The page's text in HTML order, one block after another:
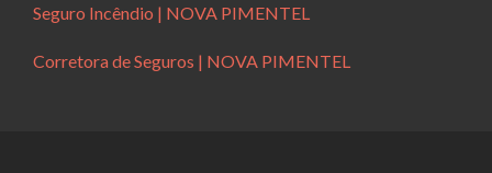
Seguro Incêndio | NOVA PIMENTEL
Corretora de Seguros | NOVA PIMENTEL